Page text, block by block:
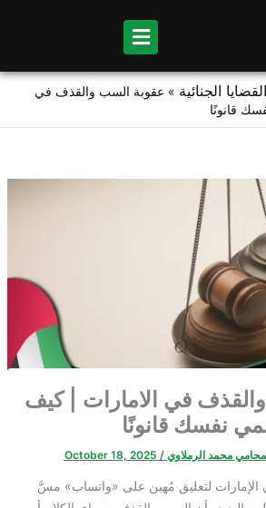
القضايا الجنائية » عقوبة السب والقذف في
قانونًا
في الامارات | كيف
نفسك قانونًا
محمد الرملاوي/
October 18, 2025
الإمارات لتعليق مُهين على «واتساب» مسَّ